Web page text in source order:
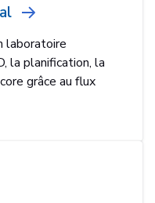
laboratoire
la planification, la
grâce au flux